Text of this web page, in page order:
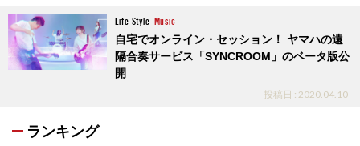
Life Style Music
自宅でオンライン・セッション！ ヤマハの遠
隔合奏サービス「SYNCROOM」のベータ版公
開
投稿日 : 2020.04.10
ランキング